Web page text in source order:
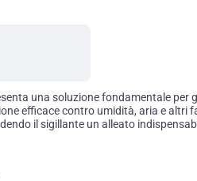
una soluzione fondamentale per
efficace contro umidità, aria e altri
il sigillante un alleato